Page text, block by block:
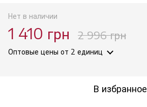
Нет в наличии
1 410 грн 2 996 грн
Оптовые цены от 2 единиц
В избранное